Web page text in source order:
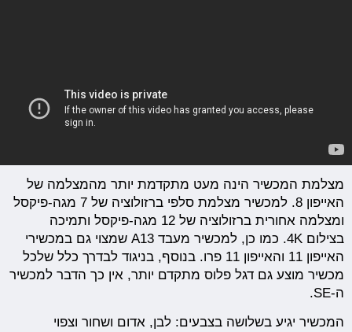
מצלמת המכשיר הינה מעט מתקדמת יותר מהמצלמה של
האייפון 8. למכשיר מצלמת סלפי ברזולוציה של 7 מגה-פיקסל
ומצלמה אחורית ברזולוציה של 12 מגה-פיקסל ותמיכה
בצילום 4K. כמו כן, למכשיר מעבד A13 שמצוי גם במכשירי
האייפון 11 והאייפון 11 פרו. בנוסף, בניגוד לבדרך כלל שלכל
מכשיר מוצע גם דגל פלוס מתקדם יותר, אין כך הדבר למכשיר
ה-SE.
המכשיר יגיע בשלושה בצבעים: לבן, אדום ושחור וצפוי